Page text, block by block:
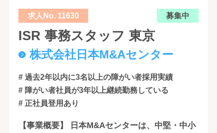
求人No. 11630 募集中
ISR 事務スタッフ 東京
株式会社日本M&Aセンター
# 過去2年以内に3名以上の障がい者採用実績
# 障がい者社員が3年以上継続勤務している
# 正社員登用あり
【事業概要】 日本M&Aセンターは、中堅・中小